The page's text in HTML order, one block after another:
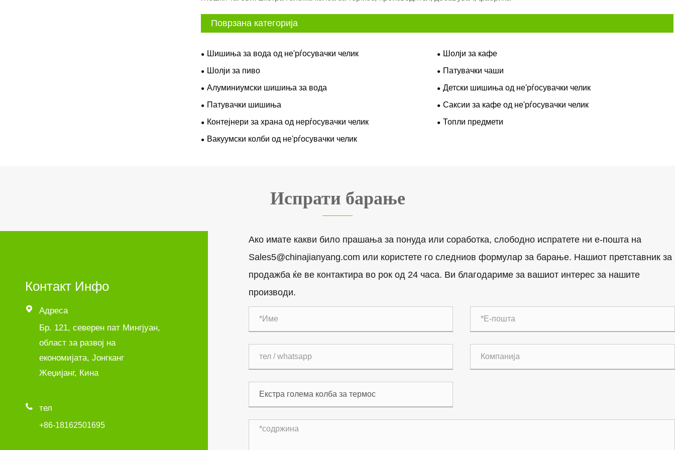
Поврзана категорија
Шишиња за вода од не'рѓосувачки челик
Шолји за кафе
Шолји за пиво
Патувачки чаши
Алуминиумски шишиња за вода
Детски шишиња од не'рѓосувачки челик
Патувачки шишиња
Саксии за кафе од не'рѓосувачки челик
Контејнери за храна од нерѓосувачки челик
Топли предмети
Вакуумски колби од не'рѓосувачки челик
Испрати барање
Контакт Инфо

Адреса
Бр. 121, северен пат Мингјуан,
област за развој на
економијата, Јонгканг
Жеџијанг, Кина
 тел
+86-18162501695
Ако имате какви било прашања за понуда или соработка, слободно испратете ни е-пошта на
Sales5@chinajianyang.com или користете го следниов формулар за барање. Нашиот претставник за
продажба ќе ве контактира во рок од 24 часа. Ви благодариме за вашиот интерес за нашите
производи.